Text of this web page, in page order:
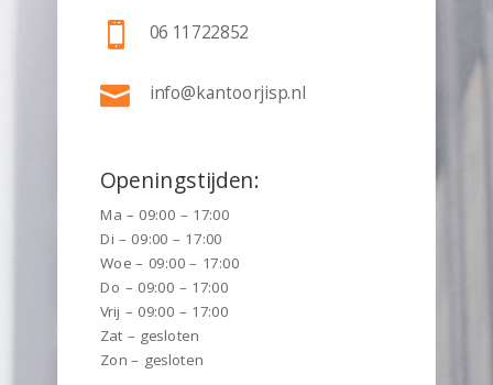
 06 11722852
 info@kantoorjisp.nl
Openingstijden:
Ma – 09:00 – 17:00
Di – 09:00 – 17:00
Woe – 09:00 – 17:00
Do – 09:00 – 17:00
Vrij – 09:00 – 17:00
Zat – gesloten
Zon – gesloten